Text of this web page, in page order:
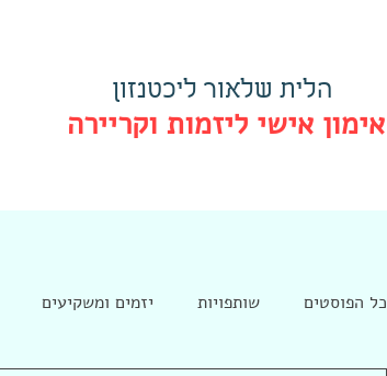
אימון אישי ליזמות וקריירה
הלית שלאור ליכטנזון
כל הפוסטים שותפויות יזמים ומשקיעים